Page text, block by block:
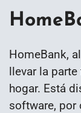
HomeBank,
llevar la
hogar. Está
software, por